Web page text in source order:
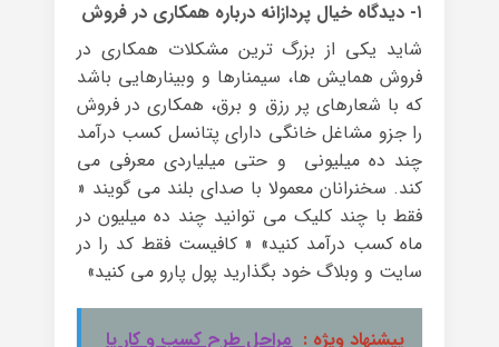
۱- دیدگاه خیال پردازانه درباره همکاری در فروش
شاید یکی از بزرگ ترین مشکلات همکاری در
فروش همایش ها، سیمنارها و وبینارهایی باشد
که با شعارهای پر رزق و برق، همکاری در فروش
را جزو مشاغل خانگی دارای پتانسل کسب درآمد
چند ده میلیونی و حتی میلیاردی معرفی می
کند. سخنرانان معمولا با صدای بلند می گویند «
فقط با چند کلیک می توانید چند ده میلیون در
ماه کسب درآمد کنید» « کافیست فقط کد را در
سایت و وبلاگ خود بگذارید پول پارو می کنید»
پیشنهاد ویژه : مراحل طرح کسب و کار یا